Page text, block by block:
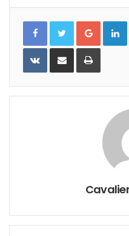
VKontakteShare
Email
Print